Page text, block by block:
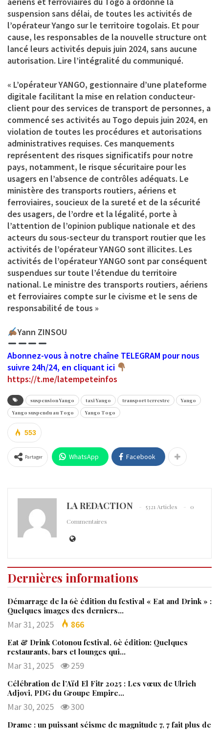
suspension sans délai, de toutes les activités de
l’opérateur Yango sur le territoire togolais. Et pour
cause, les responsables de la nouvelle structure ont
lancé leurs activités depuis juin 2024, sans aucune
autorisation. Lire l’intégralité du communiqué.
« L’opérateur YANGO, gestionnaire d’une plateforme
digitale facilitant la mise en relation conducteur-
client pour des services de transport de personnes, a
commencé ses activités au Togo depuis juin 2024, en
violation de toutes les procédures et autorisations
administratives requises. Ces manquements
représentent des risques significatifs pour notre
pays, notamment, le risque sécuritaire pour les
usagers en l’absence de contrôles adéquats. Le
ministère des transports routiers, aériens et
ferroviaires, soucieux de la sureté et de la sécurité
des usagers, de l’ordre et la légalité, porte à
l’attention de l’opinion publique nationale et des
acteurs du sous-secteur du transport routier que les
activités de l’opérateur YANGO sont illicites. Les
activités de l’opérateur YANGO sont par conséquent
suspendues sur toute l’étendue du territoire
national. Le ministre des transports routiers, aériens
et ferroviaires compte sur le civisme et le sens de
responsabilité de tous »
Yann ZINSOU
Abonnez-vous à notre chaîne TELEGRAM pour nous
suivre 24h/24, en cliquant ici
https://t.me/latempeteinfos
suspension Yango taxi Yango transport terrestre
Yango
Yango suspendu au Togo
Yango Togo
553
Partager WhatsApp Facebook
LA REDACTION 5321 Articles
0
Commentaires
Dernières informations
Démarrage de la 6è édition du festival « Eat and Drink » :
Quelques images des derniers…
Mar 31, 2025 866
Eat & Drink Cotonou festival, 6è édition: Quelques
restaurants, bars et lounges qui…
Mar 31, 2025 259
Célébration de l’Aïd El Fitr 2025 : Les vœux de Ulrich
Adjovi, PDG du Groupe Empire…
Mar 30, 2025 300
Drame : un puissant séisme de magnitude 7, 7 fait plus de